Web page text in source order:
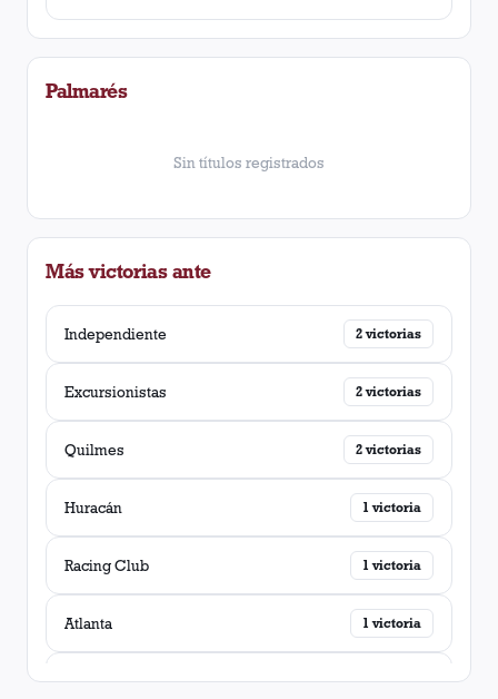
Palmarés
Sin títulos registrados
Más victorias ante
Independiente 2 victorias
Excursionistas 2 victorias
Quilmes 2 victorias
Huracán 1 victoria
Racing Club 1 victoria
Atlanta 1 victoria
Ferro Carril Oeste 1 victoria